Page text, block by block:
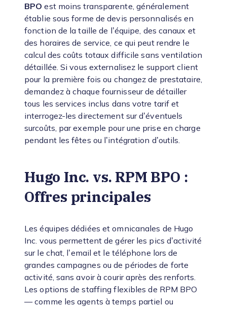
BPO est moins transparente, généralement
établie sous forme de devis personnalisés en
fonction de la taille de l’équipe, des canaux et
des horaires de service, ce qui peut rendre le
calcul des coûts totaux difficile sans ventilation
détaillée. Si vous externalisez le support client
pour la première fois ou changez de prestataire,
demandez à chaque fournisseur de détailler
tous les services inclus dans votre tarif et
interrogez-les directement sur d’éventuels
surcoûts, par exemple pour une prise en charge
pendant les fêtes ou l’intégration d’outils.
Hugo Inc. vs. RPM BPO :
Offres principales
Les équipes dédiées et omnicanales de Hugo
Inc. vous permettent de gérer les pics d’activité
sur le chat, l’email et le téléphone lors de
grandes campagnes ou de périodes de forte
activité, sans avoir à courir après des renforts.
Les options de staffing flexibles de RPM BPO
— comme les agents à temps partiel ou